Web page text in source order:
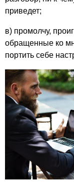
приведет;
в) промолчу,
обращенные ко
портить себе